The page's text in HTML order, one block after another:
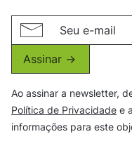
Assinar ->
Ao assinar a newsletter,
Política de Privacidade e
informações para este